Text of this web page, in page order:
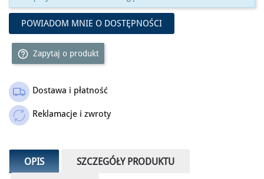
Outlet
POWIADOM MNIE O DOSTĘPNOŚCI
help_outline Zapytaj o produkt
Dostawa i płatność
Reklamacje i zwroty
OPIS SZCZEGÓŁY PRODUKTU